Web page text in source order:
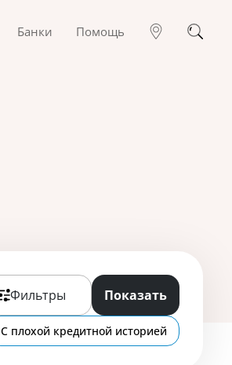
Банки Помощь
Фильтры Показать
С плохой кредитной историей